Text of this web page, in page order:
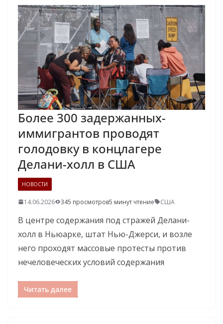
Более 300 задержанных-
иммигрантов проводят
голодовку в концлагере
Делани-холл в США
НОВОСТИ
14.06.2026 345 просмотров5 минут чтение США
В центре содержания под стражей Делани-
холл в Ньюарке, штат Нью-Джерси, и возле
него проходят массовые протесты против
нечеловеческих условий содержания
Читать далее